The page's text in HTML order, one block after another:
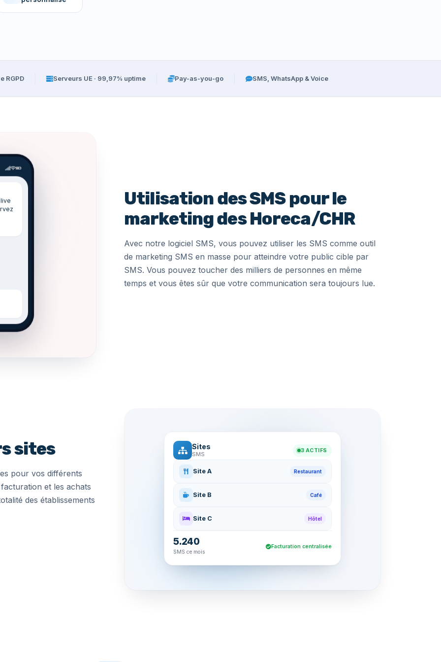
RGPD Serveurs UE · 99,97% uptime Pay-as-you-go SMS, WhatsApp & Voice
Utilisation des SMS pour le
marketing des Horeca/CHR
Avec notre logiciel SMS, vous pouvez utiliser les SMS comme outil
de marketing SMS en masse pour atteindre votre public cible par
SMS. Vous pouvez toucher des milliers de personnes en même
temps et vous êtes sûr que votre communication sera toujours lue.
sites
pour vos différents
et les achats
des établissements
Sites
SMS
3 ACTIFS
Site A Restaurant
Site B Café
Site C Hôtel
5.240
SMS ce mois
Facturation centralisée